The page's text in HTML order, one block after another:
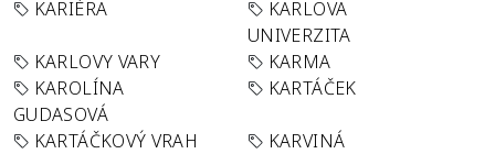
KARIÉRA
KARLOVA
UNIVERZITA
KARLOVY VARY
KARMA
KAROLÍNA
GUDASOVÁ
KARTÁČEK
KARTÁČKOVÝ VRAH
KARVINÁ